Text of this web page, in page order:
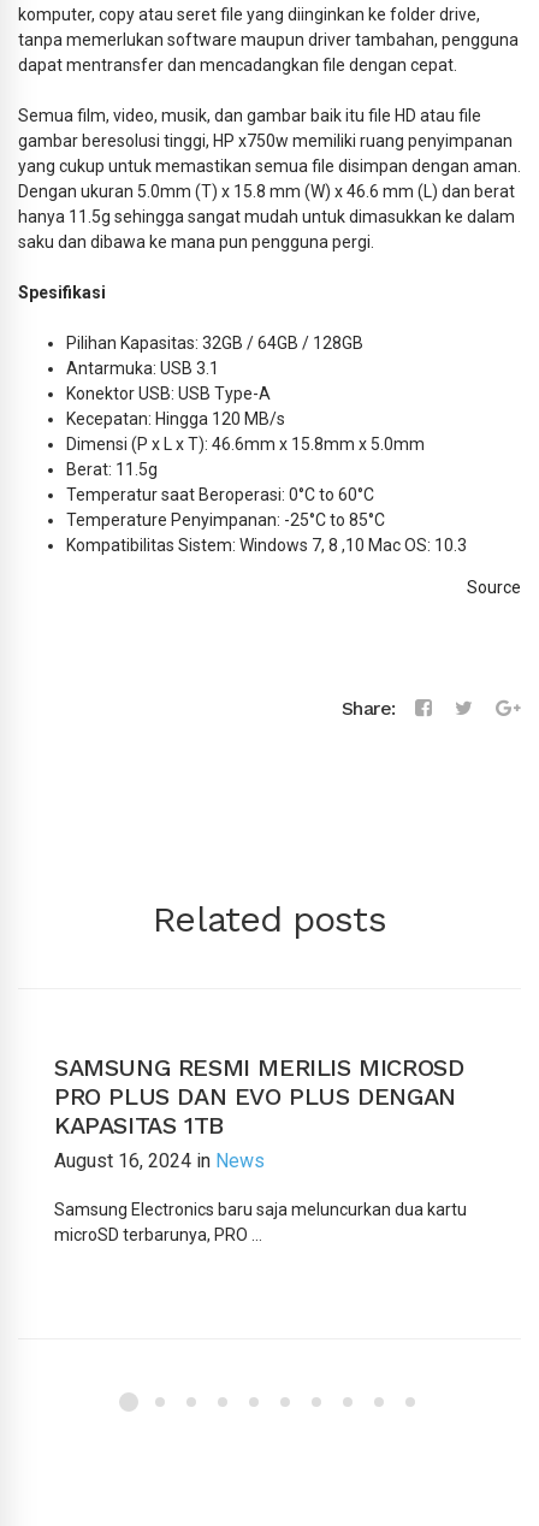
komputer, copy atau seret file yang diinginkan ke folder drive,
tanpa memerlukan software maupun driver tambahan, pengguna
dapat mentransfer dan mencadangkan file dengan cepat.
Semua film, video, musik, dan gambar baik itu file HD atau file
gambar beresolusi tinggi, HP x750w memiliki ruang penyimpanan
yang cukup untuk memastikan semua file disimpan dengan aman.
Dengan ukuran 5.0mm (T) x 15.8 mm (W) x 46.6 mm (L) dan berat
hanya 11.5g sehingga sangat mudah untuk dimasukkan ke dalam
saku dan dibawa ke mana pun pengguna pergi.
Spesifikasi
Pilihan Kapasitas: 32GB / 64GB / 128GB
Antarmuka: USB 3.1
Konektor USB: USB Type-A
Kecepatan: Hingga 120 MB/s
Dimensi (P x L x T): 46.6mm x 15.8mm x 5.0mm
Berat: 11.5g
Temperatur saat Beroperasi: 0°C to 60°C
Temperature Penyimpanan: -25°C to 85°C
Kompatibilitas Sistem: Windows 7, 8 ,10 Mac OS: 10.3
Source
Share:
Related posts
SAMSUNG RESMI MERILIS MICROSD
PRO PLUS DAN EVO PLUS DENGAN
KAPASITAS 1TB
August 16, 2024 in News
Samsung Electronics baru saja meluncurkan dua kartu
microSD terbarunya, PRO …